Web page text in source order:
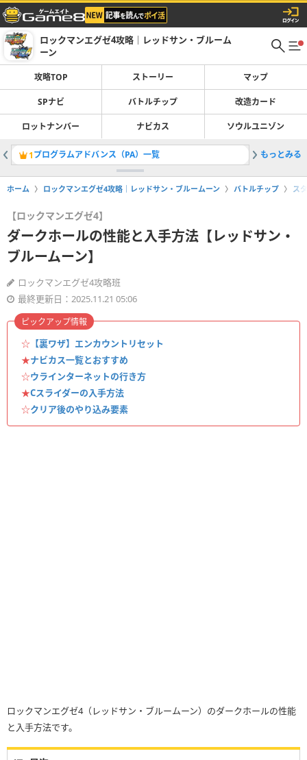
ロックマンエグゼ4攻略｜レッドサン・ブルーム
ーン
攻略TOP ストーリー マップ
SPナビ バトルチップ 改造カード
ロットナンバー ナビカス ソウルユニゾン
1プログラムアドバンス（PA）一覧 もっとみる
ホーム ロックマンエグゼ4攻略｜レッドサン・ブルームーン バトルチップ ス
【ロックマンエグゼ4】
ダークホールの性能と入手方法【レッドサン・
ブルームーン】
ロックマンエグゼ4攻略班
最終更新日：2025.11.21 05:06
☆ 【裏ワザ】エンカウントリセット
★ナビカス一覧とおすすめ
☆ウラインターネットの行き方
★Cスライダーの入手方法
☆クリア後のやり込み要素
ピックアップ情報
ロックマンエグゼ4（レッドサン・ブルームーン）のダークホールの性能
と入手方法です。